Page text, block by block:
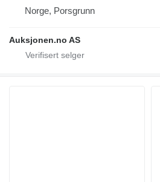
Norge, Porsgrunn
Auksjonen.no AS